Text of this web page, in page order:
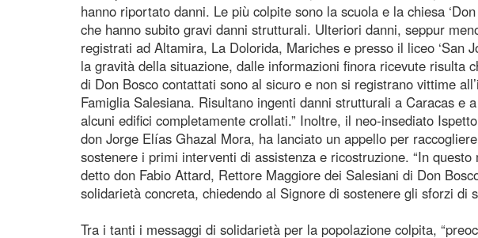
hanno riportato danni. Le più colpite sono la scuola e la chiesa
che hanno subito gravi danni strutturali. Ulteriori danni, seppur
registrati ad Altamira, La Dolorida, Mariches e presso il liceo ‘San
la gravità della situazione, dalle informazioni finora ricevute risulta
di Don Bosco contattati sono al sicuro e non si registrano vittime
Famiglia Salesiana. Risultano ingenti danni strutturali a Caracas e
alcuni edifici completamente crollati.” Inoltre, il neo-insediato
don Jorge Elías Ghazal Mora, ha lanciato un appello per
sostenere i primi interventi di assistenza e ricostruzione. “In
detto don Fabio Attard, Rettore Maggiore dei Salesiani di Don
solidarietà concreta, chiedendo al Signore di sostenere gli sforzi di
Tra i tanti i messaggi di solidarietà per la popolazione colpita,